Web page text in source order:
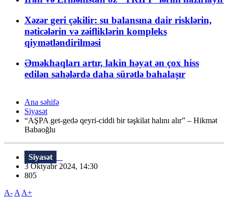
Xəzər geri çəkilir: su balansına dair risklərin,
nəticələrin və zəifliklərin kompleks
qiymətləndirilməsi
Əməkhaqları artır, lakin həyat ən çox hiss
edilən sahələrdə daha sürətlə bahalaşır
Ana səhifə
Siyasət
“AŞPA get-gedə qeyri-ciddi bir təşkilat halını alır” – Hikmət
Babaoğlu
Siyasət
3 Oktyabr 2024, 14:30
805
A- A A+